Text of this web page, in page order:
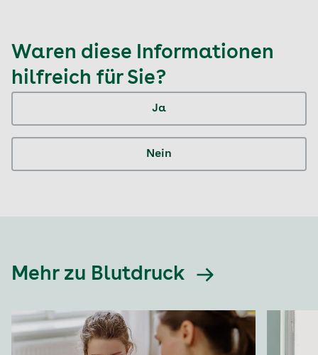
Waren diese Informationen
hilfreich für Sie?
Ja
Nein
Mehr zu Blutdruck